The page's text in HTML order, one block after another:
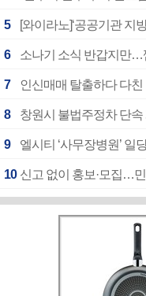
5 [와이라노]‘공공기관 지
6 소나기 소식 반갑지만…
7 인신매매 탈출하다 다
8 창원시 불법주정차 단
9 엘시티 ‘사무장병원’
10 신고 없이 홍보·모집…